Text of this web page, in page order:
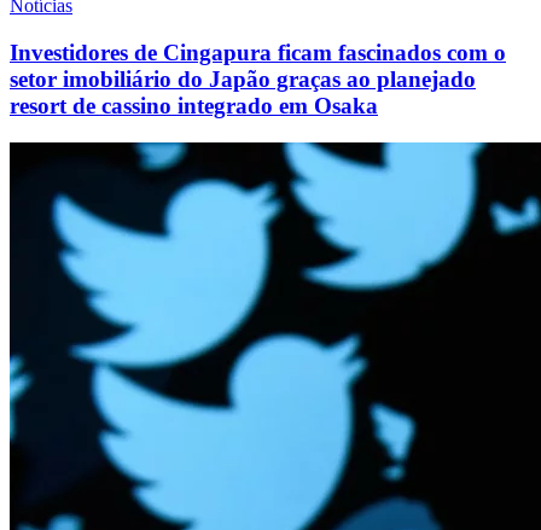
Notícias
Investidores de Cingapura ficam fascinados com o
setor imobiliário do Japão graças ao planejado
resort de cassino integrado em Osaka